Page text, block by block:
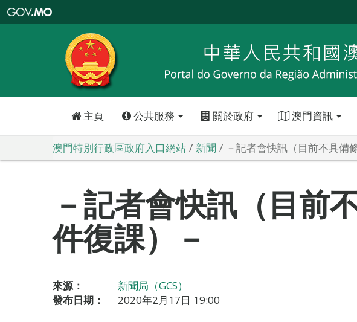
特
政
區
政
口
主頁 公共服務 關於政府 澳門資訊
澳門特別行政區政府入口網站 新聞 －記者會快訊（目前不具備
－記者會快訊（目前
件復課）－
來源：
新聞局（GCS）
發布日期：
2020年2月17日 19:00